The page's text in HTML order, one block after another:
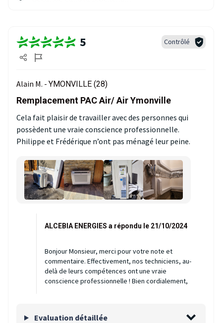
5 Contrôlé
Alain M. - YMONVILLE (28)
Remplacement PAC Air/ Air Ymonville
Cela fait plaisir de travailler avec des personnes qui
possèdent une vraie conscience professionnelle.
Philippe et Frédérique n’ont pas ménagé leur peine.
ALCEBIA ENERGIES a répondu le 21/10/2024
Bonjour Monsieur, merci pour votre note et
commentaire. Effectivement, nos techniciens, au-
delà de leurs compétences ont une vraie
conscience professionnelle ! Bien cordialement,
Evaluation détaillée